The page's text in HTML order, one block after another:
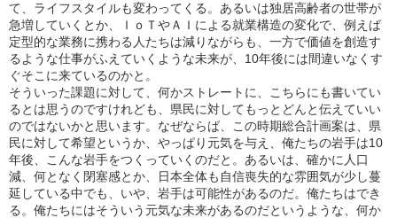
て、ライフスタイルも変わってくる。あるいは独居高齢者の世帯が
急増していくとか、ＩｏＴやＡＩによる就業構造の変化で、例えば
定型的な業務に携わる人たちは減りながらも、一方で価値を創造す
るような仕事がふえていくような未来が、10年後には間違いなくす
ぐそこに来ているのかと。
そういった課題に対して、何かストレートに、こちらにも書いてい
るとは思うのですけれども、県民に対してもっとどんと伝えていい
のではないかと思います。なぜならば、この時期総合計画案は、県
民に対して希望というか、やっぱり元気を与え、俺たちの岩手は10
年後、こんな岩手をつくっていくのだと。あるいは、確かに人口
減、何となく閉塞感とか、日本全体も自信喪失的な雰囲気が少し蔓
延している中でも、いや、岩手は可能性があるのだ。俺たちはでき
る。俺たちにはそういう元気な未来があるのだというような、何か